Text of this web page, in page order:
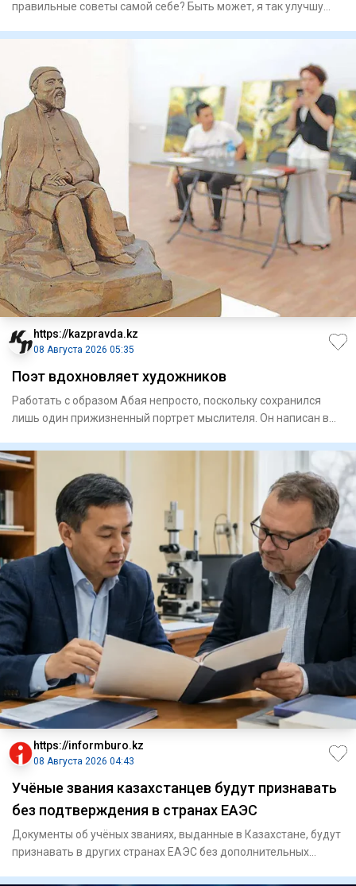
правильные советы самой себе? Быть может, я так улучшу
https://kazpravda.kz
08 Августа 2026 05:35
Поэт вдохновляет художников
Работать с образом Абая непросто, поскольку сохранился
лишь один прижизненный портрет мыслителя. Он написан в
https://informburo.kz
08 Августа 2026 04:43
Учёные звания казахстанцев будут признавать
без подтверждения в странах ЕАЭС
Документы об учёных званиях, выданные в Казахстане, будут
признавать в других странах ЕАЭС без дополнительных